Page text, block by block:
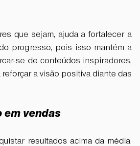
que sejam, ajuda a fortalecer a
progresso, pois isso mantém a
se de conteúdos inspiradores,
a visão positiva diante das
vendas
resultados acima da média.